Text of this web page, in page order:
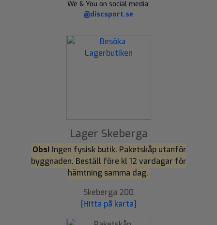
We & You on social media:
@discsport.se
Lager Skeberga
Obs! Ingen fysisk butik. Paketskåp utanför
byggnaden. Beställ före kl 12 vardagar för
hämtning samma dag.
Skeberga 200
[Hitta på karta]